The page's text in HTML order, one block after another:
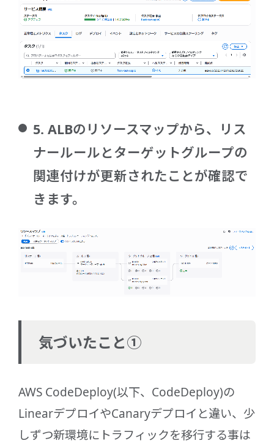
5. ALBのリソースマップから、リス
ナールールとターゲットグループの
関連付けが更新されたことが確認で
きます。
気づいたこと①
AWS CodeDeploy(以下、CodeDeploy)の
LinearデプロイやCanaryデプロイと違い、少
しずつ新環境にトラフィックを移行する事は